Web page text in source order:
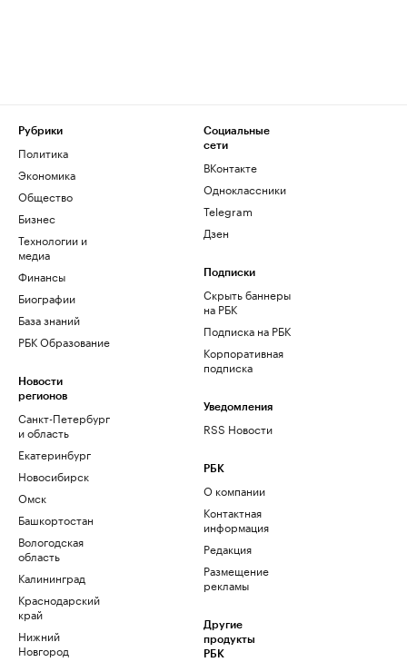
Рубрики
Политика
Экономика
Общество
Бизнес
Технологии и
медиа
Финансы
Биографии
База знаний
РБК Образование
Новости
регионов
Санкт-Петербург
и область
Екатеринбург
Новосибирск
Омск
Башкортостан
Вологодская
область
Калининград
Краснодарский
край
Нижний
Новгород
Социальные
сети
ВКонтакте
Одноклассники
Telegram
Дзен
Подписки
Скрыть баннеры
на РБК
Подписка на РБК
Корпоративная
подписка
Уведомления
RSS Новости
РБК
О компании
Контактная
информация
Редакция
Размещение
рекламы
Другие
продукты
РБК